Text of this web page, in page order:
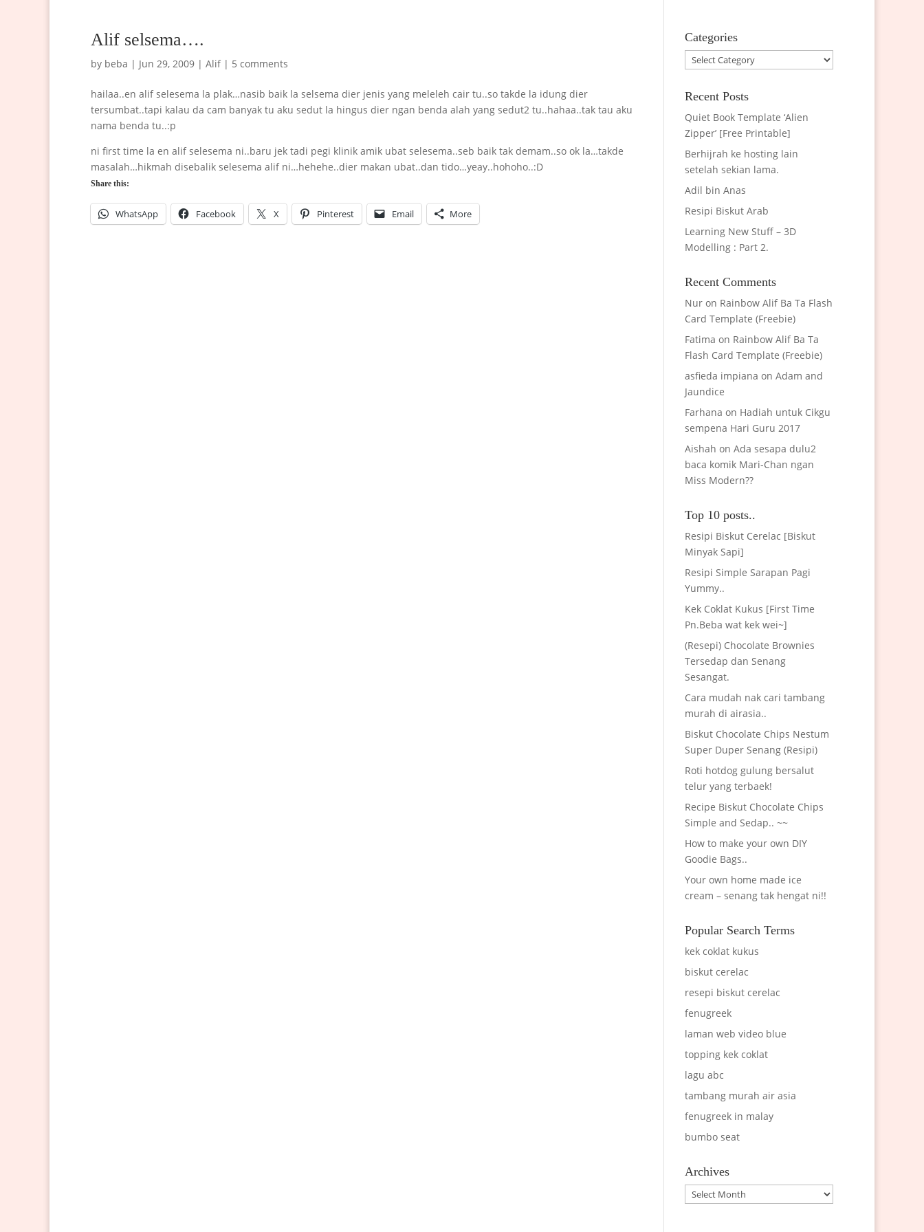
Alif selsema….
by beba | Jun 29, 2009 | Alif| 5 comments
hailaa..en alif selesema la plak…nasib baik la selsema dier jenis yang meleleh cair tu..so takde la idung dier
tersumbat..tapi kalau da cam banyak tu aku sedut la hingus dier ngan benda alah yang sedut2 tu..hahaa..tak tau aku
nama benda tu..:p
ni first time la en alif selesema ni..baru jek tadi pegi klinik amik ubat selesema..seb baik tak demam..so ok la…takde
masalah…hikmah disebalik selesema alif ni…hehehe..dier makan ubat..dan tido…yeay..hohoho..:D
Share this:
WhatsApp Facebook X Pinterest Email More
Categories
Categories
Recent Posts
Quiet Book Template ‘Alien
Zipper’ [Free Printable]
Berhijrah ke hosting lain
setelah sekian lama.
Adil bin Anas
Resipi Biskut Arab
Learning New Stuff – 3D
Modelling : Part 2.
Recent Comments
Nur on Rainbow Alif Ba Ta Flash
Card Template (Freebie)
Fatima on Rainbow Alif Ba Ta
Flash Card Template (Freebie)
asfieda impiana onAdam and
Jaundice
Farhana on Hadiah untuk Cikgu
sempena Hari Guru 2017
Aishah onAda sesapa dulu2
baca komik Mari-Chan ngan
Miss Modern??
Top 10 posts..
Resipi Biskut Cerelac [Biskut
Minyak Sapi]
Resipi Simple Sarapan Pagi
Yummy..
Kek Coklat Kukus [First Time
Pn.Beba wat kek wei~]
(Resepi) Chocolate Brownies
Tersedap dan Senang
Sesangat.
Cara mudah nak cari tambang
murah di airasia..
Biskut Chocolate Chips Nestum
Super Duper Senang (Resipi)
Roti hotdog gulung bersalut
telur yang terbaek!
Recipe Biskut Chocolate Chips
Simple and Sedap.. ~~
How to make your own DIY
Goodie Bags..
Your own home made ice
cream – senang tak hengat ni!!
Popular Search Terms
kek coklat kukus
biskut cerelac
resepi biskut cerelac
fenugreek
laman web video blue
topping kek coklat
lagu abc
tambang murah air asia
fenugreek in malay
bumbo seat
Archives
Archives